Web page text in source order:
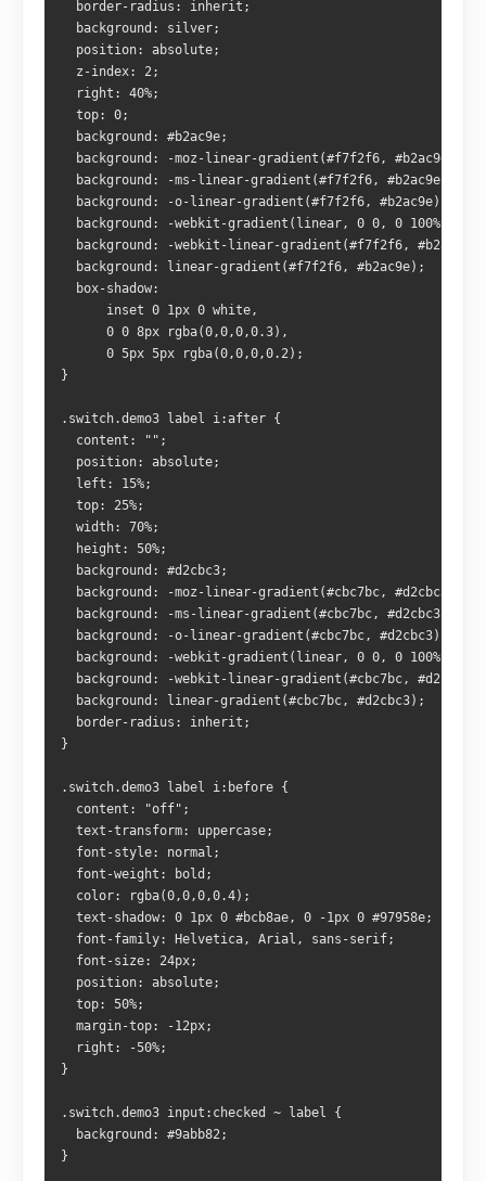
  border-radius: inherit;
  background: silver;
  position: absolute;
  z-index: 2;
  right: 40%;
  top: 0;
  background: #b2ac9e;
  background: -moz-linear-gradient(#f7f2f6, #b2ac9e);
  background: -ms-linear-gradient(#f7f2f6, #b2ac9e);
  background: -o-linear-gradient(#f7f2f6, #b2ac9e);
background: -webkit-gradient(linear, 0 0, 0 100%,
  background: -webkit-linear-gradient(#f7f2f6, #b2ac9e);
  background: linear-gradient(#f7f2f6, #b2ac9e);
  box-shadow:
      inset 0 1px 0 white,
      0 0 8px rgba(0,0,0,0.3),
      0 5px 5px rgba(0,0,0,0.2);
}
.switch.demo3 label i:after {
  content: "";
  position: absolute;
  left: 15%;
  top: 25%;
  width: 70%;
  height: 50%;
  background: #d2cbc3;
  background: -moz-linear-gradient(#cbc7bc, #d2cbc3);
  background: -ms-linear-gradient(#cbc7bc, #d2cbc3);
  background: -o-linear-gradient(#cbc7bc, #d2cbc3);
background: -webkit-gradient(linear, 0 0, 0 100%,
  background: -webkit-linear-gradient(#cbc7bc, #d2cbc3);
  background: linear-gradient(#cbc7bc, #d2cbc3);
  border-radius: inherit;
}
.switch.demo3 label i:before {
  content: "off";
  text-transform: uppercase;
  font-style: normal;
  font-weight: bold;
  color: rgba(0,0,0,0.4);
  text-shadow: 0 1px 0 #bcb8ae, 0 -1px 0 #97958e;
  font-family: Helvetica, Arial, sans-serif;
  font-size: 24px;
  position: absolute;
  top: 50%;
  margin-top: -12px;
  right: -50%;
}
.switch.demo3 input:checked ~ label {
  background: #9abb82;
}